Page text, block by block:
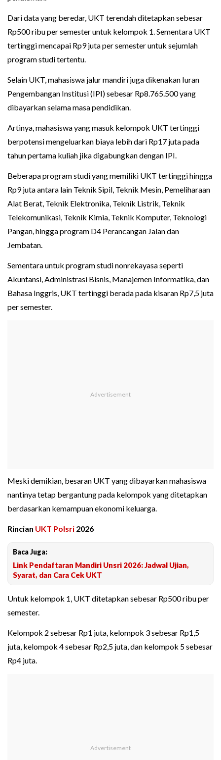
Dari data yang beredar, UKT terendah ditetapkan sebesar
Rp500 ribu per semester untuk kelompok 1. Sementara UKT
tertinggi mencapai Rp9 juta per semester untuk sejumlah
program studi tertentu.
Selain UKT, mahasiswa jalur mandiri juga dikenakan Iuran
Pengembangan Institusi (IPI) sebesar Rp8.765.500 yang
dibayarkan selama masa pendidikan.
Artinya, mahasiswa yang masuk kelompok UKT tertinggi
berpotensi mengeluarkan biaya lebih dari Rp17 juta pada
tahun pertama kuliah jika digabungkan dengan IPI.
Beberapa program studi yang memiliki UKT tertinggi hingga
Rp9 juta antara lain Teknik Sipil, Teknik Mesin, Pemeliharaan
Alat Berat, Teknik Elektronika, Teknik Listrik, Teknik
Telekomunikasi, Teknik Kimia, Teknik Komputer, Teknologi
Pangan, hingga program D4 Perancangan Jalan dan
Jembatan.
Sementara untuk program studi nonrekayasa seperti
Akuntansi, Administrasi Bisnis, Manajemen Informatika, dan
Bahasa Inggris, UKT tertinggi berada pada kisaran Rp7,5 juta
per semester.
Meski demikian, besaran UKT yang dibayarkan mahasiswa
nantinya tetap bergantung pada kelompok yang ditetapkan
berdasarkan kemampuan ekonomi keluarga.
Rincian UKT Polsri 2026
Baca Juga:
Link Pendaftaran Mandiri Unsri 2026: Jadwal Ujian,
Syarat, dan Cara Cek UKT
Untuk kelompok 1, UKT ditetapkan sebesar Rp500 ribu per
semester.
Kelompok 2 sebesar Rp1 juta, kelompok 3 sebesar Rp1,5
juta, kelompok 4 sebesar Rp2,5 juta, dan kelompok 5 sebesar
Rp4 juta.